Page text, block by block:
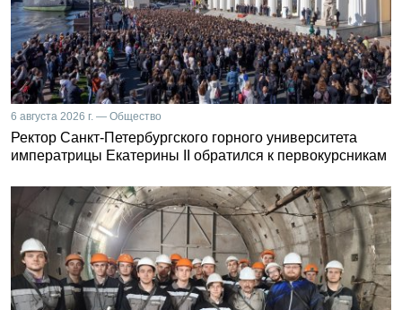
6 августа 2026 г. — Общество
Ректор Санкт-Петербургского горного университета
императрицы Екатерины II обратился к первокурсникам